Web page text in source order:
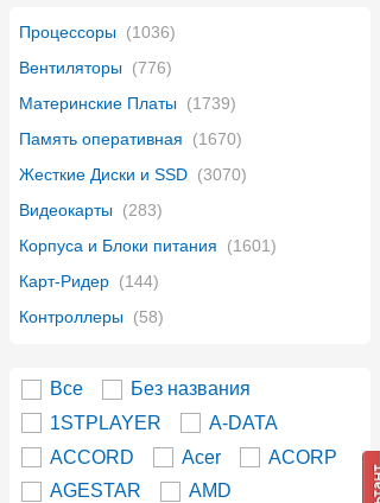
Процессоры (1036)
Вентиляторы (776)
Материнские Платы (1739)
Память оперативная
(1670)
Жесткие Диски и SSD (3070)
Видеокарты (283)
Корпуса и Блоки питания
(1601)
Карт-Ридер (144)
Контроллеры (58)
Все
Без названия
1STPLAYER
A-DATA
ACCORD
Acer
ACORP
AGESTAR
AMD